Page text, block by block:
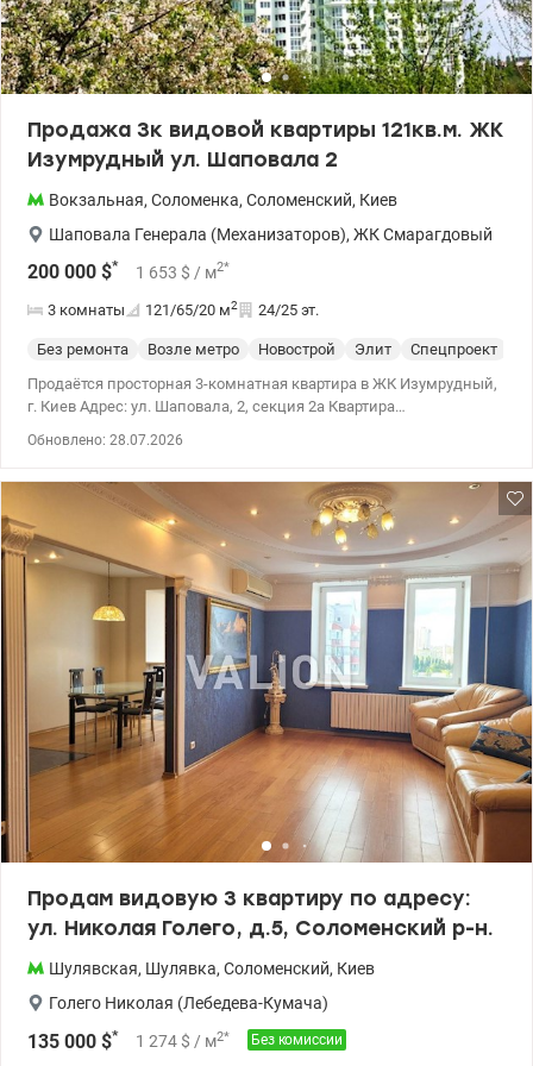
15-20 минут пешком или 5-7 минут общественным транспортом.
Рядом остановки маршруток и троллейбусов. Образование и
сервис: В пешей доступности несколько школ, детские сады,
супермаркеты, аптеки и отделения банков. Отдых: Рядом
добраться за 10 минут. Цена 71000 у.е Инна 095 233 13 13
valion.ua/1126519
Продажа 3к видовой квартиры 121кв.м. ЖК
Изумрудный ул. Шаповала 2
Вокзальная, Соломенка, Соломенский, Киев
Шаповала Генерала (Механизаторов), ЖК Смарагдовый
200 000 $* 1 653 $ / м2*
3 комнаты 121/65/20 м2 24/25 эт.
Без ремонта Возле метро Новострой Элит Спецпроект
Продаётся просторная 3-комнатная квартира в ЖК Изумрудный,
г. Киев Адрес: ул. Шаповала, 2, секция 2а Квартира
ремонту) Квартира расположена на 24-м этаже современного
дома с потрясающим видом на город. ЖК Изумрудный славится
своей продуманной инфраструктурой, закрытой территорией с
круглосуточной охраной и видеонаблюдением, в комплексе
есть свой подземный паркинг, качественным строительством и
удобным расположением в одном из лучших районов Киева.
Идеальный вариант для тех, кто ищет комфортное жильё или
выгодное инвестиционное предложение. Цена 200 000 у.о. тел.
095 233 13 13 Инна Valion.ua/1122024
Обновлено: 28.07.2026
Продам видовую 3 квартиру по адресу:
ул. Николая Голего, д.5, Соломенский р-н.
Шулявская, Шулявка, Соломенский, Киев
Голего Николая (Лебедева-Кумача)
135 000 $* 1 274 $ / м2* Без комиссии